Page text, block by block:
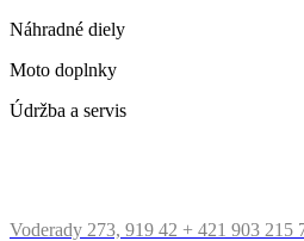
Náhradné diely
Moto doplnky
Údržba a servis
Voderady 273, 919 42 + 421 903 215